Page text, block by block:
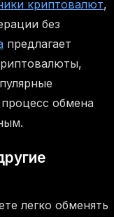
криптовалют,
без
предлагает
обмена
легко обменять